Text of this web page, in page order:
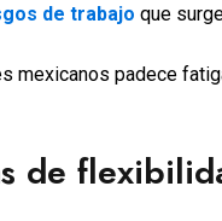
de trabajo que
mexicanos padece
de